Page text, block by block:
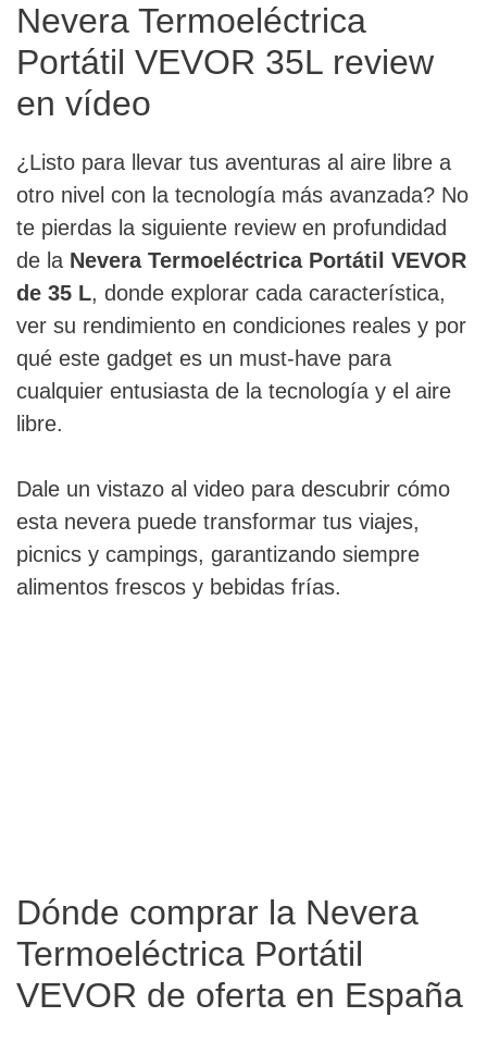
Nevera Termoeléctrica
Portátil VEVOR 35L review
en vídeo
¿Listo para llevar tus aventuras al aire libre a
otro nivel con la tecnología más avanzada? No
te pierdas la siguiente review en profundidad
de la Nevera Termoeléctrica Portátil VEVOR
de 35 L, donde explorar cada característica,
ver su rendimiento en condiciones reales y por
qué este gadget es un must-have para
cualquier entusiasta de la tecnología y el aire
libre.
Dale un vistazo al video para descubrir cómo
esta nevera puede transformar tus viajes,
picnics y campings, garantizando siempre
alimentos frescos y bebidas frías.
Dónde comprar la Nevera
Termoeléctrica Portátil
VEVOR de oferta en España